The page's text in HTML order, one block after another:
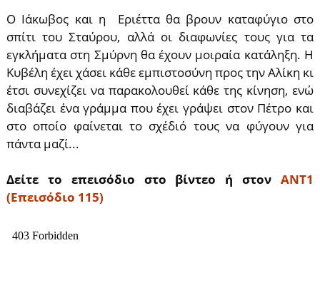
Ο Ιάκωβος και η Εριέττα θα βρουν καταφύγιο στο
σπίτι του Σταύρου, αλλά οι διαφωνίες τους για τα
εγκλήματα στη Σμύρνη θα έχουν μοιραία κατάληξη. Η
Κυβέλη έχει χάσει κάθε εμπιστοσύνη προς την Αλίκη κι
έτσι συνεχίζει να παρακολουθεί κάθε της κίνηση, ενώ
διαβάζει ένα γράμμα που έχει γράψει στον Πέτρο και
στο οποίο φαίνεται το σχέδιό τους να φύγουν για
πάντα μαζί...
Δείτε το επεισόδιο στο βίντεο ή στονΑΝΤ1
(Επεισόδιο 115)